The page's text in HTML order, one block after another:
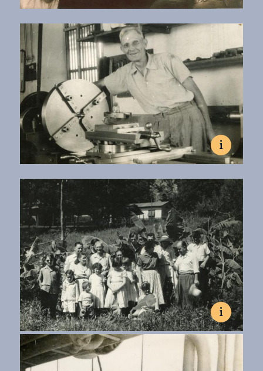
1900, Apostoles, Misiones.
Rodzina Szychowskich. Od prawej siedzą: Julian, Jose, Juan,
Karolina i Elena.
Fot. kolekcja rodziny Szychowskich
Familia Szychowski. De derecha a izquierda: Julian, Jose, Juan,
Karolina y Elena.
Fot. colección de la familia Szychowski
i
Lata 50., La Cachuera, Misiones.
Juan Szychowski (1890-1960).
Fot. kolekcja rodziny Szychowskich
Juan Szychowski (1890-1960).
Fot. colección de la familia Szychowski
i
Lata 50., La Cachuera.
Rodzina Szychowskich.
Fot. kolekcja rodziny Szychowskich